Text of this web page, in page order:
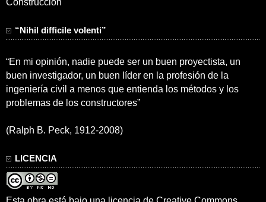
“Nihil difficile volenti”
“En mi opinión, nadie puede ser un buen proyectista, un
buen investigador, un buen líder en la profesión de la
ingeniería civil a menos que entienda los métodos y los
problemas de los constructores”
(Ralph B. Peck, 1912-2008)
LICENCIA